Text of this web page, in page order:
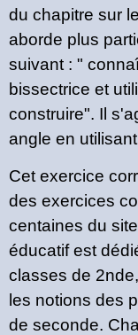
du chapitre sur
aborde plus
suivant : "
bissectrice et
construire". Il
angle en
Cet exercice
des exercices
centaines du site
éducatif est
classes de
les notions des
de seconde.